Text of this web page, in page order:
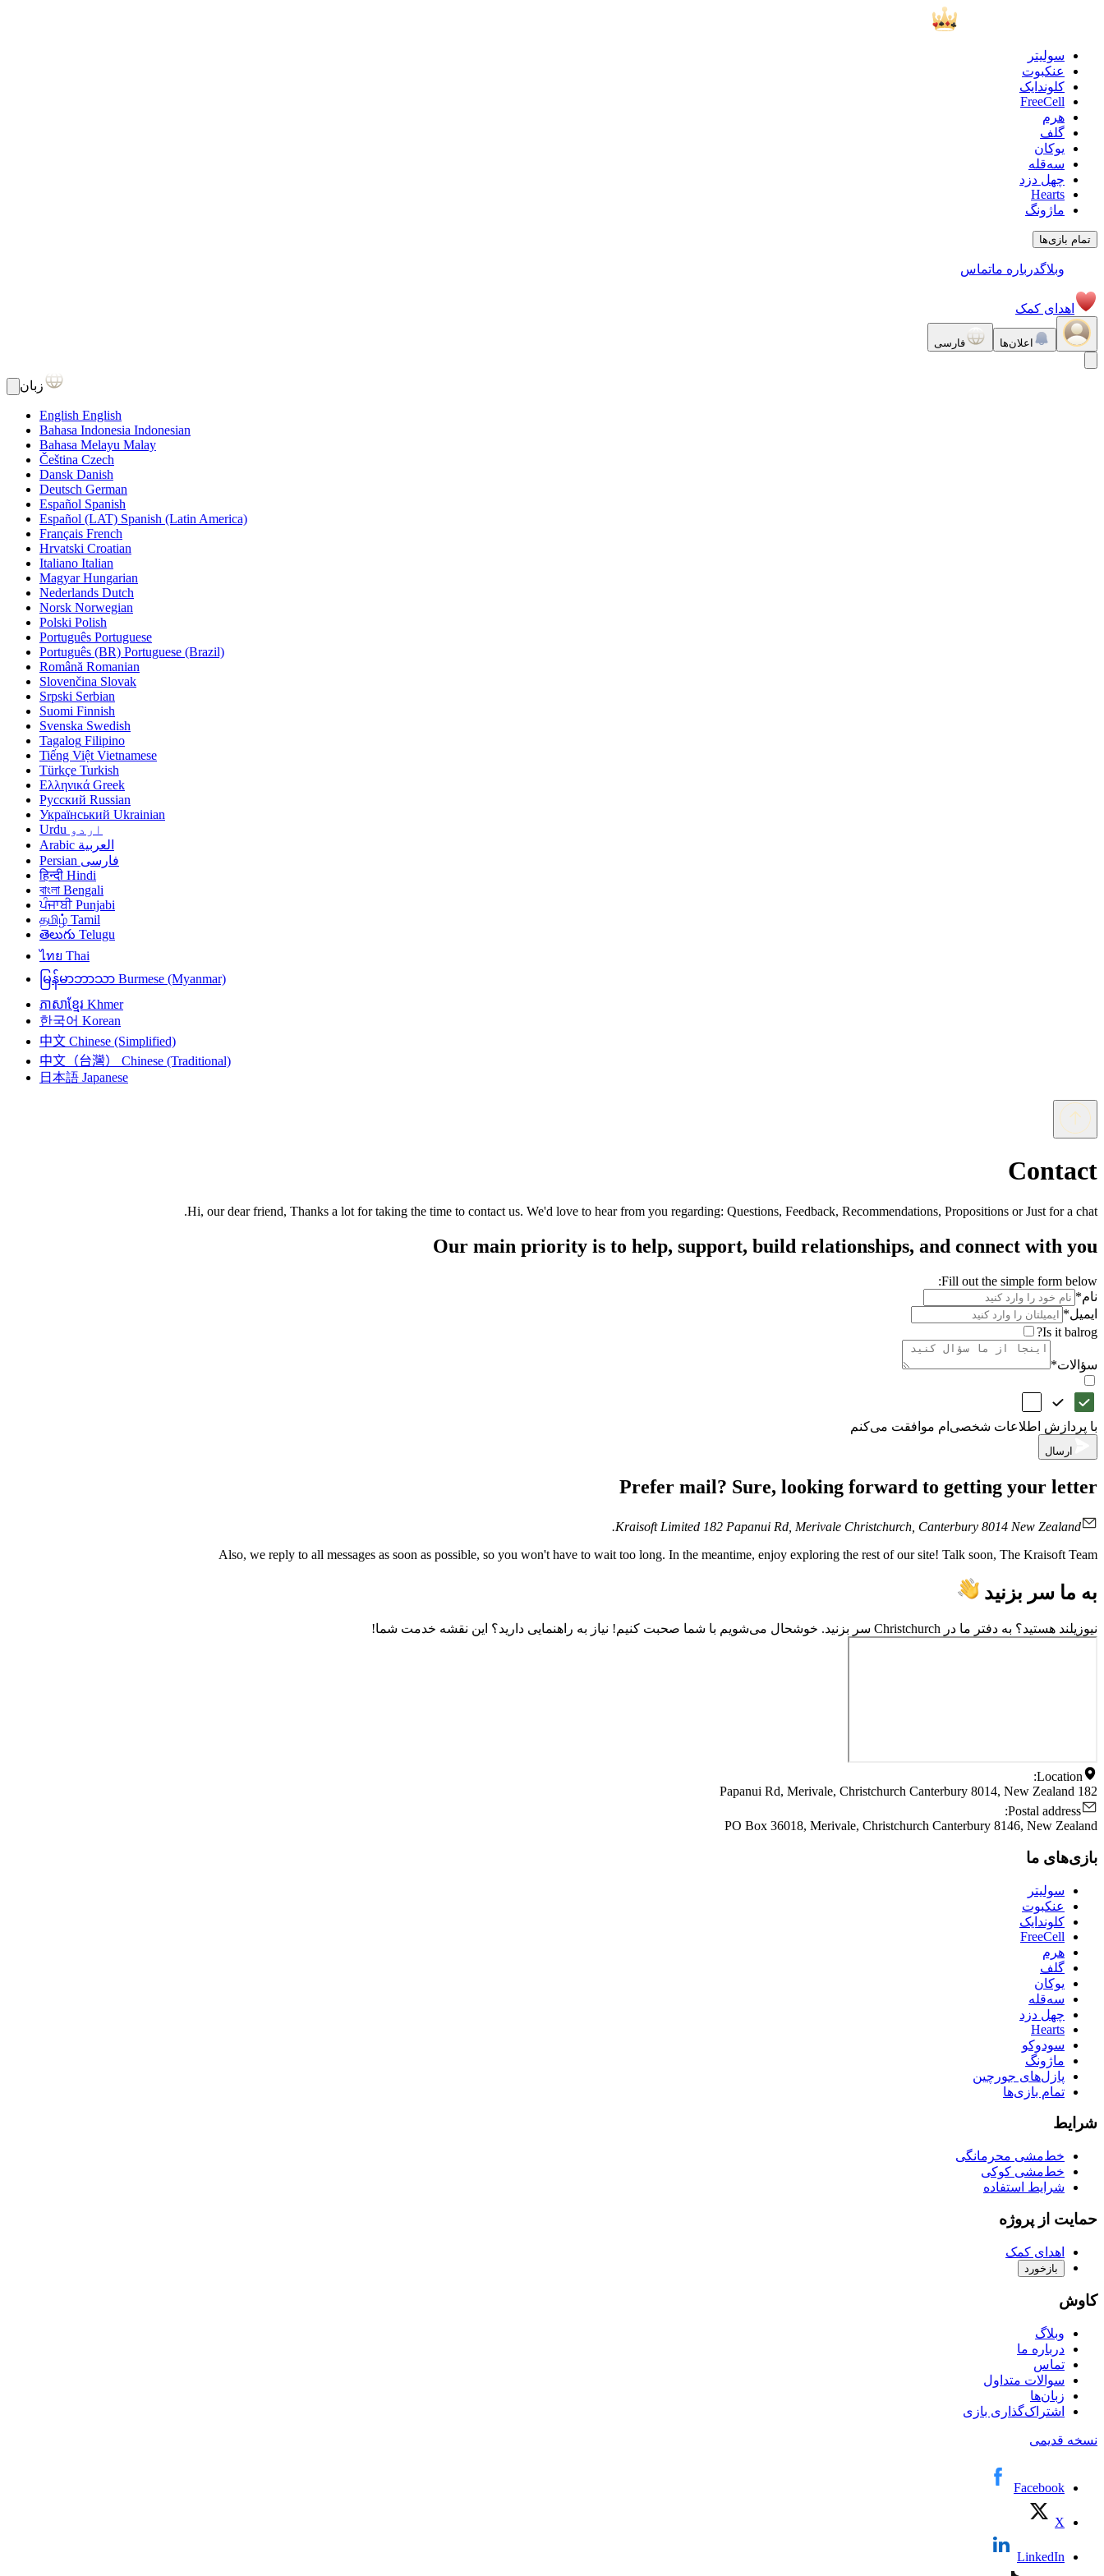
سولیتر
عنکبوت
کلوندایک
FreeCell
هرم
گلف
یوکان
سه‌قله
چهل دزد
Hearts
ماژونگ
تمام بازی‌ها
وبلاگدرباره ماتماس
اهدای کمک
اعلان‌ها فارسی
زبان
English English
Bahasa Indonesia Indonesian
Bahasa Melayu Malay
Čeština Czech
Dansk Danish
Deutsch German
Español Spanish
Español (LAT) Spanish (Latin America)
Français French
Hrvatski Croatian
Italiano Italian
Magyar Hungarian
Nederlands Dutch
Norsk Norwegian
Polski Polish
Português Portuguese
Português (BR) Portuguese (Brazil)
Română Romanian
Slovenčina Slovak
Srpski Serbian
Suomi Finnish
Svenska Swedish
Tagalog Filipino
Tiếng Việt Vietnamese
Türkçe Turkish
Ελληνικά Greek
Русский Russian
Український Ukrainian
اردو Urdu
العربية Arabic
فارسی Persian
हिन्दी Hindi
বাংলা Bengali
ਪੰਜਾਬੀ Punjabi
தமிழ் Tamil
తెలుగు Telugu
ไทย Thai
မြန်မာဘာသာ Burmese (Myanmar)
ភាសាខ្មែរ Khmer
한국어 Korean
中文 Chinese (Simplified)
中文（台灣）
Chinese (Traditional)
日本語 Japanese
Contact
Hi, our dear friend, Thanks a lot for taking the time to contact us. We'd love to hear from you regarding: Questions, Feedback, Recommendations, Propositions or Just for a chat.
Our main priority is to help, support, build relationships, and connect with you
Fill out the simple form below:
نام*
ایمیل*
Is it balrog?
سؤالات*
با پردازش اطلاعات شخصی‌ام موافقت می‌کنم
ارسال
Prefer mail? Sure, looking forward to getting your letter
Kraisoft Limited 182 Papanui Rd, Merivale Christchurch, Canterbury 8014 New Zealand.
Also, we reply to all messages as soon as possible, so you won't have to wait too long. In the meantime, enjoy exploring the rest of our site! Talk soon, The Kraisoft Team
به ما سر بزنید
نیوزیلند هستید؟ به دفتر ما در Christchurch سر بزنید. خوشحال می‌شویم با شما صحبت کنیم! نیاز به راهنمایی دارید؟ این نقشه خدمت شما!
Location:
182 Papanui Rd, Merivale, Christchurch Canterbury 8014, New Zealand
Postal address:
PO Box 36018, Merivale, Christchurch Canterbury 8146, New Zealand
بازی‌های ما
سولیتر
عنکبوت
کلوندایک
FreeCell
هرم
گلف
یوکان
سه‌قله
چهل دزد
Hearts
سودوکو
ماژونگ
پازل‌های جورچین
تمام بازی‌ها
شرایط
خط‌مشی محرمانگی
خط‌مشی کوکی
شرایط استفاده
حمایت از پروژه
اهدای کمک
بازخورد
کاوش
وبلاگ
درباره ما
تماس
سوالات متداول
زبان‌ها
اشتراک‌گذاری بازی
نسخه قدیمی
Facebook
X
LinkedIn